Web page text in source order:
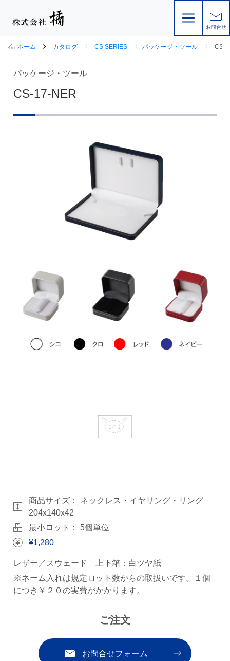
お問合せ
ホーム カタログ CS SERIES パッケージ・ツール CS-
パッケージ・ツール
CS-17-NER
商品サイズ： ネックレス・イヤリング・リング
204x140x42
最小ロット： 5個単位
¥1,280
レザー／スウェード 上下箱：白ツヤ紙
※ネーム入れは規定ロット数からの取扱いです。１個
につき￥２０の実費がかかります。
ご注文
お問合せフォーム